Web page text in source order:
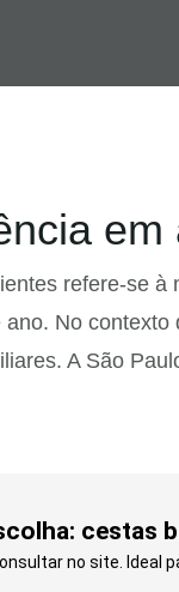
refere-se
No
A São
cestas
no site. Ideal